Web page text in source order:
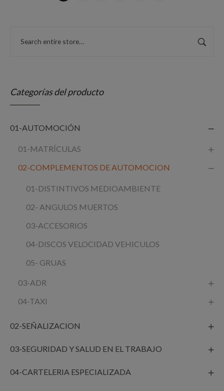
Categorías del producto
01-AUTOMOCIÓN
01-MATRÍCULAS
02-COMPLEMENTOS DE AUTOMOCION
01-DISTINTIVOS MEDIOAMBIENTE
02- ANGULOS MUERTOS
03-ACCESORIOS
04-DISCOS VELOCIDAD VEHICULOS
05- GRUAS
03-ADR
04-TAXI
02-SEÑALIZACION
03-SEGURIDAD Y SALUD EN EL TRABAJO
04-CARTELERIA ESPECIALIZADA